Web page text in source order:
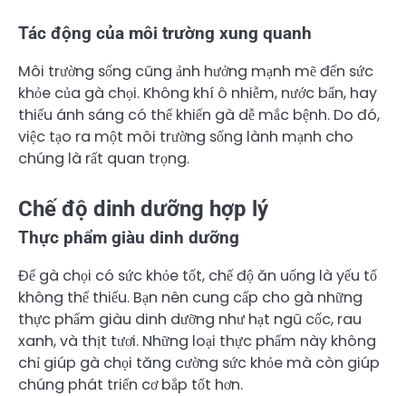
Tác động của môi trường xung quanh
Môi trường sống cũng ảnh hưởng mạnh mẽ đến sức
khỏe của gà chọi. Không khí ô nhiễm, nước bẩn, hay
thiếu ánh sáng có thể khiến gà dễ mắc bệnh. Do đó,
việc tạo ra một môi trường sống lành mạnh cho
chúng là rất quan trọng.
Chế độ dinh dưỡng hợp lý
Thực phẩm giàu dinh dưỡng
Để gà chọi có sức khỏe tốt, chế độ ăn uống là yếu tố
không thể thiếu. Bạn nên cung cấp cho gà những
thực phẩm giàu dinh dưỡng như hạt ngũ cốc, rau
xanh, và thịt tươi. Những loại thực phẩm này không
chỉ giúp gà chọi tăng cường sức khỏe mà còn giúp
chúng phát triển cơ bắp tốt hơn.